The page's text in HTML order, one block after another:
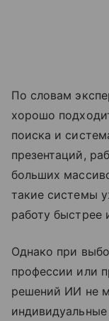
По словам
хорошо
поиска и
презентаций,
больших
такие системы
работу быстрее
Однако при
профессии или
решений ИИ не